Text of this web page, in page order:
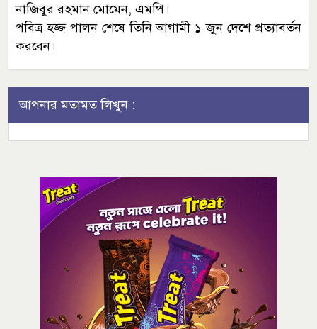
নাজিবুর রহমান মোমেন, এমপি।
পবিত্র হজ্জ পালন শেষে তিনি আগামী ১ জুন দেশে প্রত্যাবর্তন
করবেন।
আপনার মতামত লিখুন :